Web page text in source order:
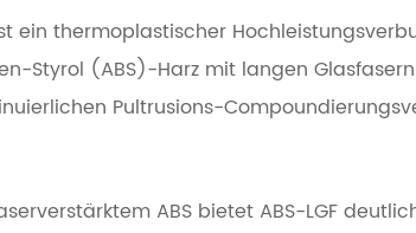
ein thermoplastischer
Styrol (ABS)-Harz mit langen
Pultrusions-
ABS bietet ABS-LGF